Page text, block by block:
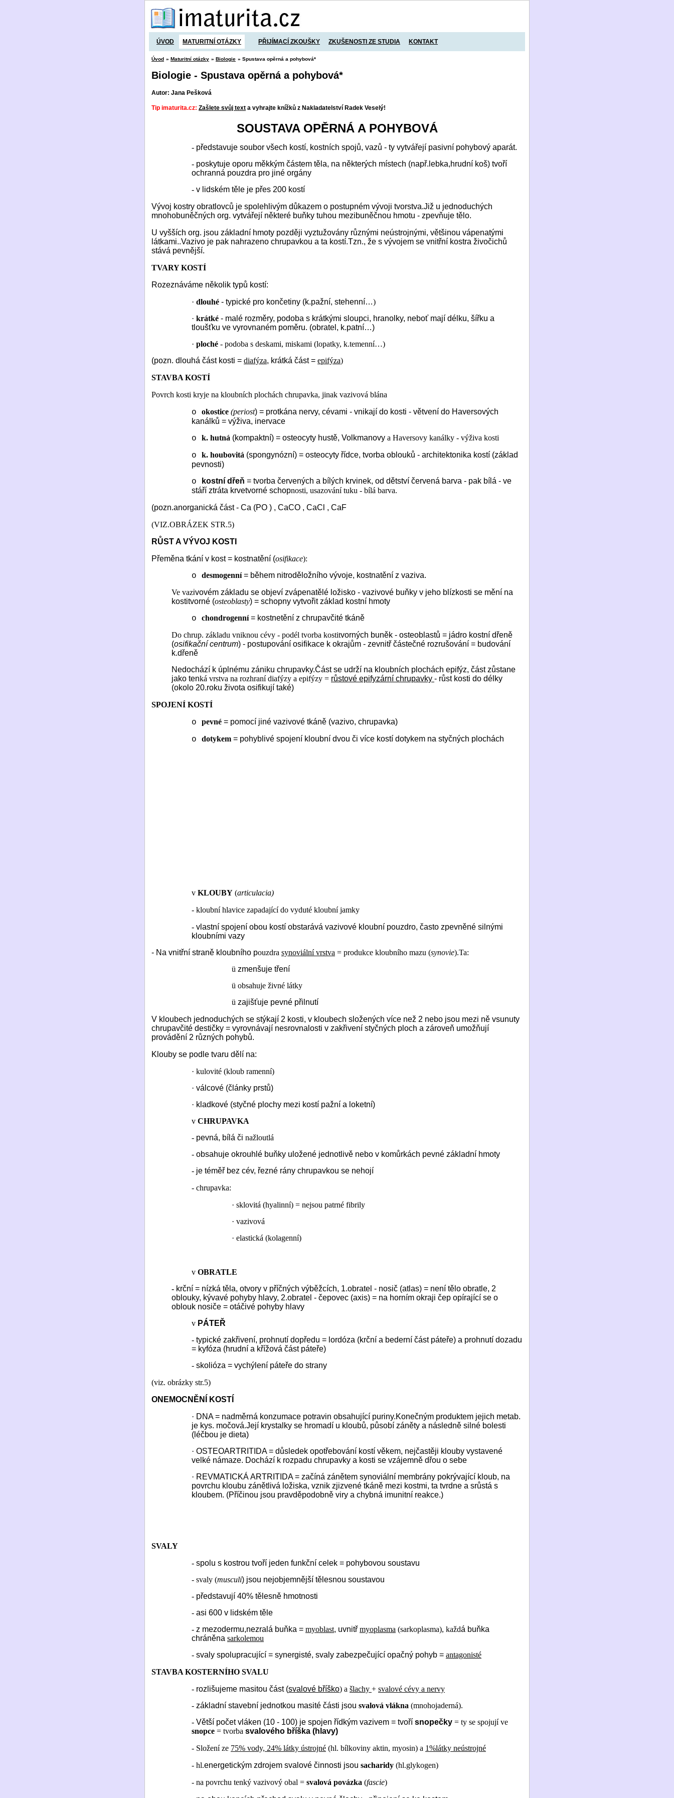
ÚVOD MATURITNÍ OTÁZKY PŘIJÍMACÍ ZKOUŠKY ZKUŠENOSTI ZE STUDIA KONTAKT
Úvod » Maturitní otázky » Biologie » Spustava opěrná a pohybová*
Biologie - Spustava opěrná a pohybová*
Autor: Jana Pešková
Tip imaturita.cz: Zašlete svůj text a vyhrajte knížků z Nakladatelství Radek Veselý!
SOUSTAVA OPĚRNÁ A POHYBOVÁ
- představuje soubor všech kostí, kostních spojů, vazů - ty vytvářejí pasivní pohybový aparát.
- poskytuje oporu měkkým částem těla, na některých místech (např.lebka,hrudní koš) tvoří
ochranná pouzdra pro jiné orgány
- v lidském těle je přes 200 kostí
Vývoj kostry obratlovců je spolehlivým důkazem o postupném vývoji tvorstva.Již u jednoduchých
mnohobuněčných org. vytvářejí některé buňky tuhou mezibuněčnou hmotu - zpevňuje tělo.
U vyšších org. jsou základní hmoty později vyztužovány různými neústrojnými, většinou vápenatými
látkami..Vazivo je pak nahrazeno chrupavkou a ta kostí.Tzn., že s vývojem se vnitřní kostra živočichů
stává pevnější.
TVARY KOSTÍ
Rozeznáváme několik typů kostí:
· dlouhé - typické pro končetiny (k.pažní, stehenní…)
· krátké - malé rozměry, podoba s krátkými sloupci, hranolky, neboť mají délku, šířku a
tloušťku ve vyrovnaném poměru. (obratel, k.patní…)
· ploché - podoba s deskami, miskami (lopatky, k.temenní…)
(pozn. dlouhá část kosti = diafýza, krátká část = epifýza)
STAVBA KOSTÍ
Povrch kosti kryje na kloubních plochách chrupavka, jinak vazivová blána
o okostice (periost) = protkána nervy, cévami - vnikají do kosti - větvení do Haversových
kanálků = výživa, inervace
o k. hutná (kompaktní) = osteocyty hustě, Volkmanovy a Haversovy kanálky - výživa kosti
o k. houbovitá (spongynózní) = osteocyty řídce, tvorba oblouků - architektonika kostí (základ
pevnosti)
o kostní dřeň = tvorba červených a bílých krvinek, od dětství červená barva - pak bílá - ve
stáří ztráta krvetvorné schopnosti, usazování tuku - bílá barva.
(pozn.anorganická část - Ca (PO ) , CaCO , CaCl , CaF
(VIZ.OBRÁZEK STR.5)
RŮST A VÝVOJ KOSTI
Přeměna tkání v kost = kostnatění (osifikace):
o desmogenní= během nitroděložního vývoje, kostnatění z vaziva.
Ve vazivovém základu se objeví zvápenatělé ložisko - vazivové buňky v jeho blízkosti se mění na
kostitvorné (osteoblasty) = schopny vytvořit základ kostní hmoty
o chondrogenní= kostnetění z chrupavčité tkáně
Do chrup. základu vniknou cévy - podél tvorba kostitvorných buněk - osteoblastů = jádro kostní dřeně
(osifikační centrum) - postupování osifikace k okrajům - zevnitř částečné rozrušování = budování
k.dřeně
Nedochází k úplnému zániku chrupavky.Část se udrží na kloubních plochách epifýz, část zůstane
jako tenká vrstva na rozhraní diafýzy a epifýzy = růstové epifyzární chrupavky - růst kosti do délky
(okolo 20.roku života osifikují také)
SPOJENÍ KOSTÍ
o pevné = pomocí jiné vazivové tkáně (vazivo, chrupavka)
o dotykem = pohyblivé spojení kloubní dvou či více kostí dotykem na styčných plochách
v KLOUBY (articulacia)
- kloubní hlavice zapadající do vyduté kloubní jamky
- vlastní spojení obou kostí obstarává vazivové kloubní pouzdro, často zpevněné silnými
kloubními vazy
- Na vnitřní straně kloubního pouzdra synoviální vrstva = produkce kloubního mazu (synovie).Ta:
ü zmenšuje tření
ü obsahuje živné látky
ü zajišťuje pevné přilnutí
V kloubech jednoduchých se stýkají 2 kosti, v kloubech složených více než 2 nebo jsou mezi ně vsunuty
chrupavčité destičky = vyrovnávají nesrovnalosti v zakřivení styčných ploch a zároveň umožňují
provádění 2 různých pohybů.
Klouby se podle tvaru dělí na:
· kulovité (kloub ramenní)
· válcové (články prstů)
· kladkové (styčné plochy mezi kostí pažní a loketní)
v CHRUPAVKA
- pevná, bílá či nažloutlá
- obsahuje okrouhlé buňky uložené jednotlivě nebo v komůrkách pevné základní hmoty
- je téměř bez cév, řezné rány chrupavkou se nehojí
- chrupavka:
· sklovitá (hyalinní) = nejsou patrné fibrily
· vazivová
· elastická (kolagenní)
v OBRATLE
- krční = nízká těla, otvory v příčných výběžcích, 1.obratel - nosič (atlas) = není tělo obratle, 2
oblouky, kývavé pohyby hlavy, 2.obratel - čepovec (axis) = na horním okraji čep opírající se o
oblouk nosiče = otáčivé pohyby hlavy
v PÁTEŘ
- typické zakřivení, prohnutí dopředu = lordóza (krční a bederní část páteře) a prohnutí dozadu
= kyfóza (hrudní a křížová část páteře)
- skolióza = vychýlení páteře do strany
(viz. obrázky str.5)
ONEMOCNĚNÍ KOSTÍ
· DNA = nadměrná konzumace potravin obsahující puriny.Konečným produktem jejich metab.
je kys. močová.Její krystalky se hromadí u kloubů, působí záněty a následně silné bolesti
(léčbou je dieta)
· OSTEOARTRITIDA = důsledek opotřebování kostí věkem, nejčastěji klouby vystavené
velké námaze. Dochází k rozpadu chrupavky a kosti se vzájemně dřou o sebe
· REVMATICKÁ ARTRITIDA = začíná zánětem synoviální membrány pokrývající kloub, na
povrchu kloubu zánětlivá ložiska, vznik zjizvené tkáně mezi kostmi, ta tvrdne a srůstá s
kloubem. (Příčinou jsou pravděpodobně viry a chybná imunitní reakce.)
SVALY
- spolu s kostrou tvoří jeden funkční celek = pohybovou soustavu
- svaly (musculi) jsou nejobjemnější tělesnou soustavou
- představují 40% tělesně hmotnosti
- asi 600 v lidském těle
- z mezodermu,nezralá buňka = myoblast, uvnitř myoplasma (sarkoplasma), každá buňka
chráněna sarkolemou
- svaly spolupracující = synergisté, svaly zabezpečující opačný pohyb = antagonisté
STAVBA KOSTERNÍHO SVALU
- rozlišujeme masitou část (svalové bříško) a šlachy + svalové cévy a nervy
- základní stavební jednotkou masité části jsou svalová vlákna (mnohojaderná).
- Větší počet vláken (10 - 100) je spojen řídkým vazivem = tvoří snopečky = ty se spojují ve
snopce = tvorba svalového bříška (hlavy)
- Složení ze 75% vody, 24% látky ústrojné (hl. bílkoviny aktin, myosin) a 1%látky neústrojné
- hl.energetickým zdrojem svalové činnosti jsou sacharidy (hl.glykogen)
- na povrchu tenký vazivový obal = svalová povázka (fascie)